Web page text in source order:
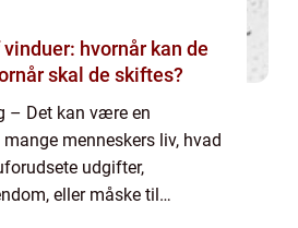
hvornår kan de
skal de skiftes?
– Det kan være en
menneskers liv, hvad
udgifter,
eller måske til